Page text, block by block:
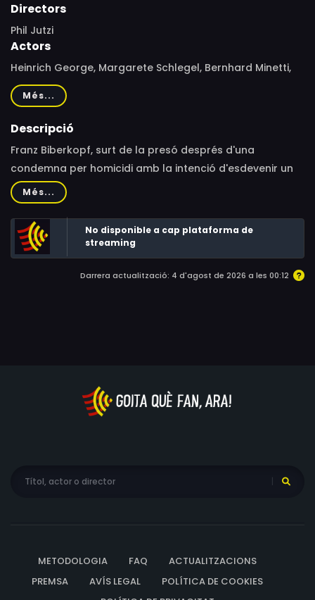
Directors
Phil Jutzi
Actors
Heinrich George, Margarete Schlegel, Bernhard Minetti,
Albert Florath, Paul Westermeier, Jakob Tiedtke, Hans
Deppe, Käthe Haack, Heinrich Schroth, Heinrich Gretler,
Gerhard Bienert, Anna Müller-Lincke, Paul Kemp, Maria
Walter Werner, Willi Schur, Hermann Krehan, Paul
Rehkopf, Ernst Behmer, Karl Stepanek, Arthur Mainzer,
Siegfried Berisch, Oskar Höcker, Julius Falkenstein
Més...
Descripció
Franz Biberkopf, surt de la presó després d'una
condemna per homicidi amb la intenció d'esdevenir un
home de profit.
Més...
No disponible a cap plataforma de
streaming
Darrera actualització: 4 d'agost de 2026 a les 00:12
METODOLOGIA FAQ
ACTUALITZACIONS
PREMSA
AVÍS LEGAL
POLÍTICA DE COOKIES